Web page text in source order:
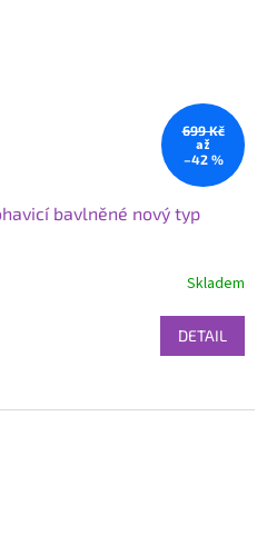
699 Kč
až
–42 %
bavlněné nový typ
Skladem
DETAIL